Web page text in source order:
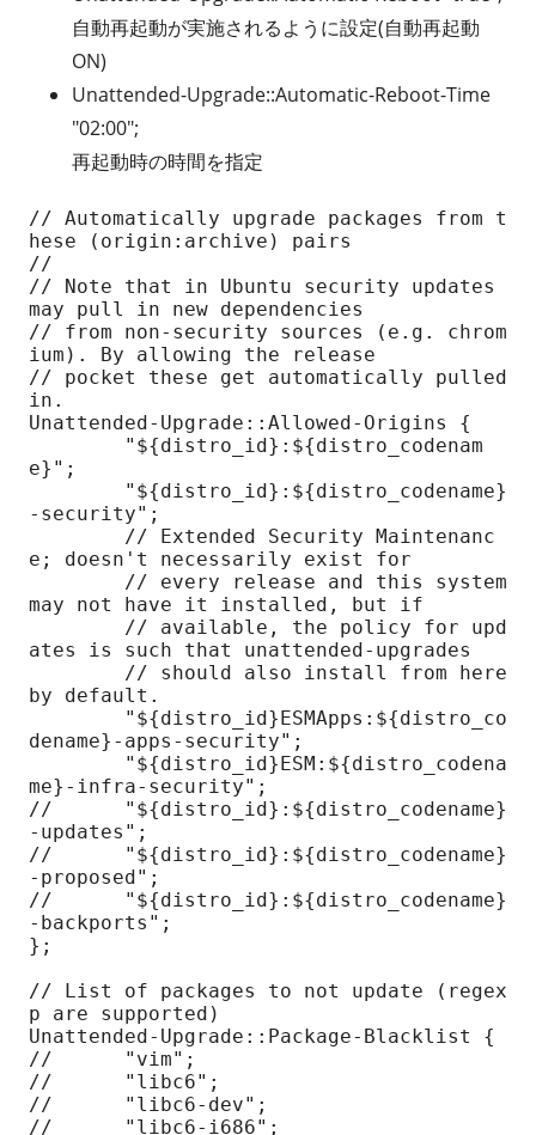
自動再起動が実施されるように設定(自動再起動
ON)
Unattended-Upgrade::Automatic-Reboot-Time
"02:00";
再起動時の時間を指定
// Automatically upgrade packages from t
hese (origin:archive) pairs
//
// Note that in Ubuntu security updates
may pull in new dependencies
// from non-security sources (e.g. chrom
ium). By allowing the release
// pocket these get automatically pulled
in.
Unattended-Upgrade::Allowed-Origins {
e}";
-security";
e; doesn't necessarily exist for
may not have it installed, but if
ates is such that unattended-upgrades
by default.
dename}-apps-security";
me}-infra-security";
//      "${distro_id}:${distro_codename}
-updates";
//      "${distro_id}:${distro_codename}
-proposed";
//      "${distro_id}:${distro_codename}
-backports";
};
// List of packages to not update (regex
p are supported)
Unattended-Upgrade::Package-Blacklist {
//      "vim";
//      "libc6";
//      "libc6-dev";
//      "libc6-i686";